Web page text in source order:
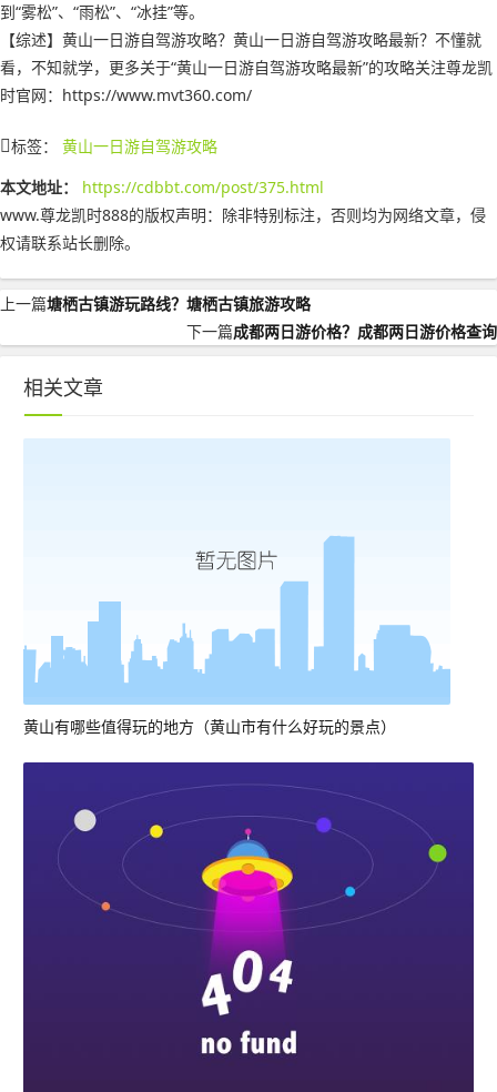
到“雾松”、“雨松”、“冰挂”等。
【综述】黄山一日游自驾游攻略？黄山一日游自驾游攻略最新？不懂就
看，不知就学，更多关于“黄山一日游自驾游攻略最新”的攻略关注尊龙凯
时官网：https://www.mvt360.com/
标签： 黄山一日游自驾游攻略
本文地址：
https://cdbbt.com/post/375.html
www.尊龙凯时888的版权声明： 除非特别标注，否则均为网络文章，侵
权请联系站长删除。
上一篇塘栖古镇游玩路线？塘栖古镇旅游攻略
下一篇成都两日游价格？成都两日游价格查询
相关文章
黄山有哪些值得玩的地方（黄山市有什么好玩的景点）